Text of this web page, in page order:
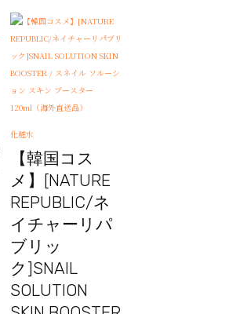
化粧水
【韓国コス
メ】[NATURE
REPUBLIC/ネ
イチャーリパ
ブリッ
ク]SNAIL
SOLUTION